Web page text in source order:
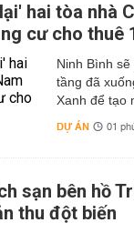
hai tòa nhà
cư cho thuê
Ninh Bình
tầng đã
Xanh để tạo
DỰ ÁN 01
sạn bên hồ
thu đột biến